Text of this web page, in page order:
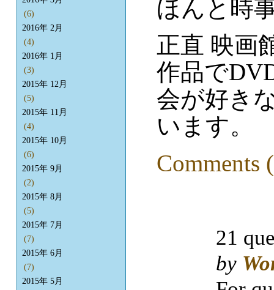
ほんと時
正直 映画
作品で
会が好き
います。
Comments
(6)
2016年 2月
(4)
2016年 1月
(3)
2015年 12月
(5)
2015年 11月
(4)
2015年 10月
(6)
2015年 9月
(2)
2015年 8月
(5)
2015年 7月
(7)
2015年 6月
(7)
2015年 5月
21
by